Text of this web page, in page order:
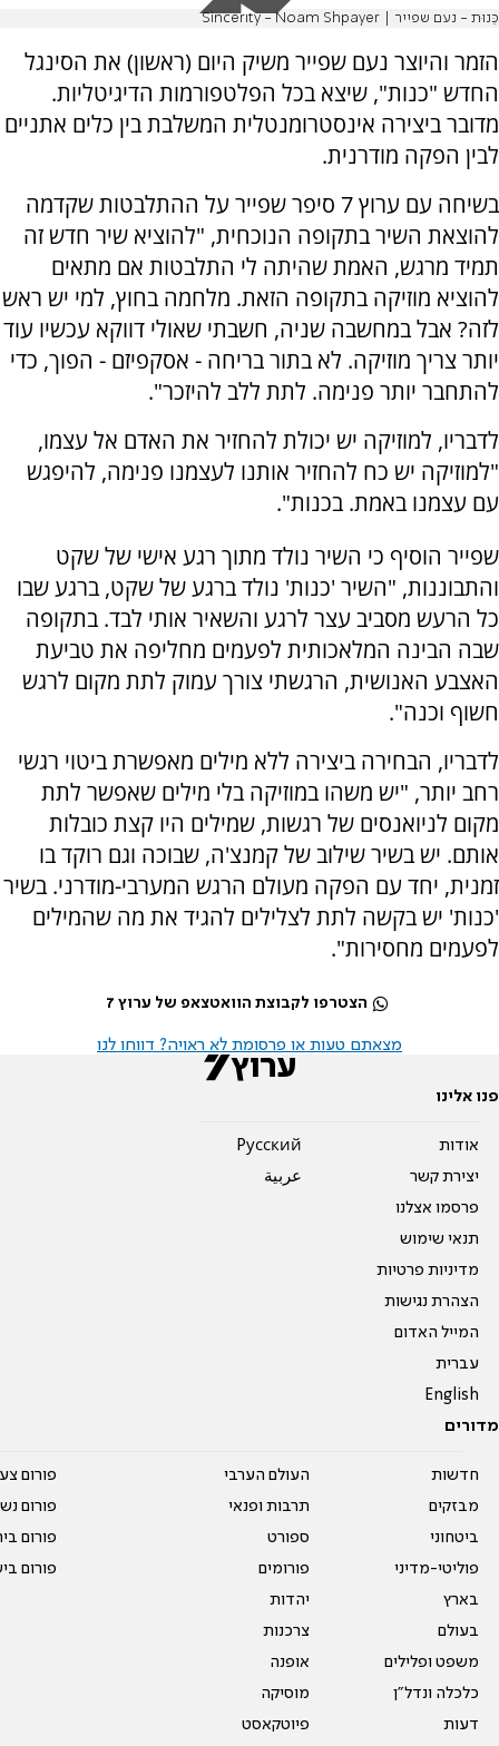
כֵּנוּת - נעם שפייר | Sincerity - Noam Shpayer
הזמר והיוצר נעם שפייר משיק היום (ראשון) את הסינגל
החדש "כנות", שיצא בכל הפלטפורמות הדיגיטליות.
מדובר ביצירה אינסטרומנטלית המשלבת בין כלים אתניים
לבין הפקה מודרנית.
בשיחה עם ערוץ 7 סיפר שפייר על ההתלבטות שקדמה
להוצאת השיר בתקופה הנוכחית, "להוציא שיר חדש זה
תמיד מרגש, האמת שהיתה לי התלבטות אם מתאים
להוציא מוזיקה בתקופה הזאת. מלחמה בחוץ, למי יש ראש
לזה? אבל במחשבה שניה, חשבתי שאולי דווקא עכשיו עוד
יותר צריך מוזיקה. לא בתור בריחה - אסקפיזם - הפוך, כדי
להתחבר יותר פנימה. לתת ללב להיזכר".
לדבריו, למוזיקה יש יכולת להחזיר את האדם אל עצמו,
"למוזיקה יש כח להחזיר אותנו לעצמנו פנימה, להיפגש
עם עצמנו באמת. בכנות".
שפייר הוסיף כי השיר נולד מתוך רגע אישי של שקט
והתבוננות, "השיר 'כנות' נולד ברגע של שקט, ברגע שבו
כל הרעש מסביב עצר לרגע והשאיר אותי לבד. בתקופה
שבה הבינה המלאכותית לפעמים מחליפה את טביעת
האצבע האנושית, הרגשתי צורך עמוק לתת מקום לרגש
חשוף וכנה".
לדבריו, הבחירה ביצירה ללא מילים מאפשרת ביטוי רגשי
רחב יותר, "יש משהו במוזיקה בלי מילים שאפשר לתת
מקום לניואנסים של רגשות, שמילים היו קצת כובלות
אותם. יש בשיר שילוב של קמנצ'ה, שבוכה וגם רוקד בו
זמנית, יחד עם הפקה מעולם הרגש המערבי-מודרני. בשיר
'כנות' יש בקשה לתת לצלילים להגיד את מה שהמילים
לפעמים מחסירות".
הצטרפו לקבוצת הוואטצאפ של ערוץ 7
מצאתם טעות או פרסומת לא ראויה? דווחו לנו
פנו אלינו
אודות
יצירת קשר
פרסמו אצלנו
תנאי שימוש
מדיניות פרטיות
הצהרת נגישות
המייל האדום
עברית
English
Pусский
عربية
מדורים
חדשות
מבזקים
ביטחוני
פוליטי-מדיני
בארץ
בעולם
משפט ופלילים
כלכלה ונדל"ן
דעות
העולם הערבי
תרבות ופנאי
ספורט
פורומים
יהדות
צרכנות
אופנה
מוסיקה
פיוטקאסט
פורום
פורום
פורום
פורום